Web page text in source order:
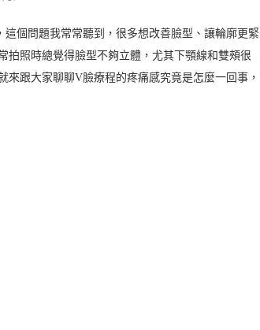
個問題我常常聽到，很多想改善臉型、讓輪廓更緊
拍照時總覺得臉型不夠立體，尤其下顎線和雙頰很
跟大家聊聊V臉療程的疼痛感究竟是怎麼一回事，